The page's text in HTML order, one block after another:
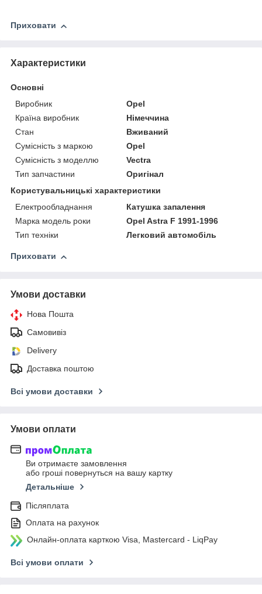
Приховати
Характеристики
Основні
Виробник
Opel
Країна виробник
Німеччина
Стан
Вживаний
Сумісність з маркою
Opel
Сумісність з моделлю
Vectra
Тип запчастини
Оригінал
Користувальницькі характеристики
Електрообладнання
Катушка запалення
Марка модель роки
Opel Astra F 1991-1996
Тип техніки
Легковий автомобіль
Приховати
Умови доставки
Нова Пошта
Самовивіз
Delivery
Доставка поштою
Всі умови доставки
Умови оплати
Ви отримаєте замовлення
або гроші повернуться на вашу картку
Детальніше
Післяплата
Оплата на рахунок
Онлайн-оплата карткою Visa, Mastercard - LiqPay
Всі умови оплати